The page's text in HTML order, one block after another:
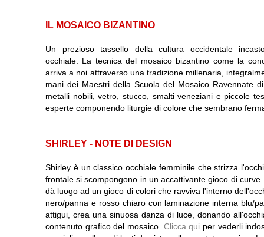
IL MOSAICO BIZANTINO
Un prezioso tassello della cultura occidentale
occhiale. La tecnica del mosaico bizantino come la
arriva a noi attraverso una tradizione millenaria,
mani dei Maestri della Scuola del Mosaico Ravennate
metalli nobili, vetro, stucco, smalti veneziani e piccole
esperte componendo liturgie di colore che sembrano
SHIRLEY - NOTE DI DESIGN
Shirley è un classico occhiale femminile che strizza
frontale si scompongono in un accattivante gioco di
dà luogo ad un gioco di colori che ravviva l'interno
nero/panna e rosso chiaro con laminazione interna blu/
attigui, crea una sinuosa danza di luce, donando
contenuto grafico del mosaico. Clicca qui per vederli